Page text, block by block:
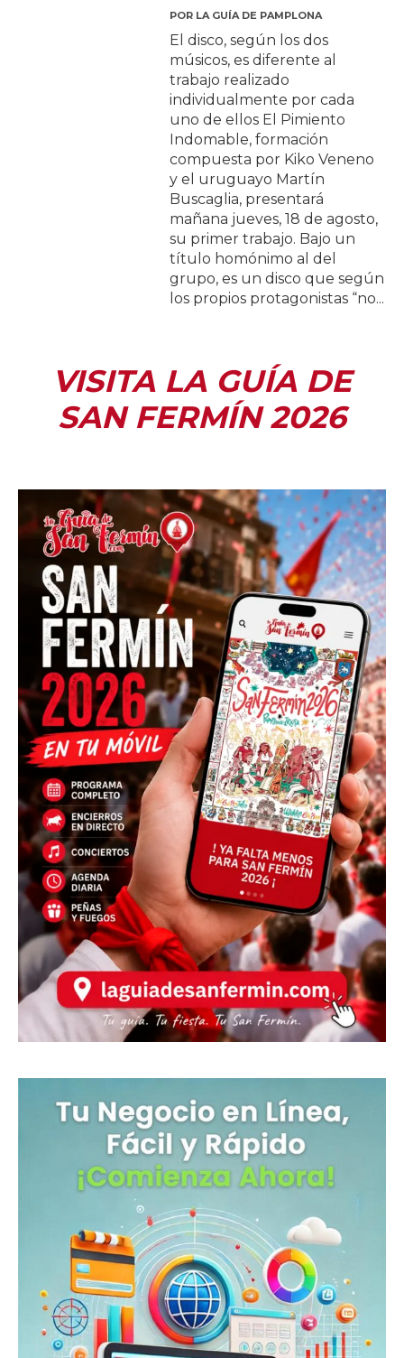
POR LA GUÍA DE PAMPLONA
El disco, según los dos
músicos, es diferente al
trabajo realizado
individualmente por cada
uno de ellos El Pimiento
Indomable, formación
compuesta por Kiko Veneno
y el uruguayo Martín
Buscaglia, presentará
mañana jueves, 18 de agosto,
su primer trabajo. Bajo un
título homónimo al del
grupo, es un disco que según
los propios protagonistas “no...
VISITA LA GUÍA DE
SAN FERMÍN 2026